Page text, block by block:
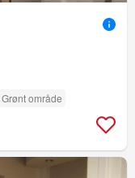
Grønt område